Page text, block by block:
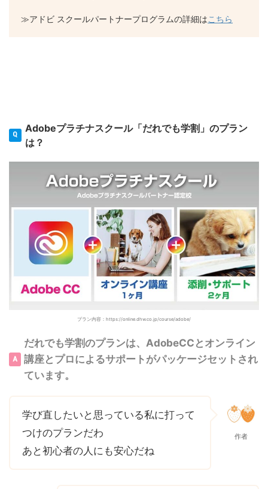
≫アドビ スクールパートナープログラムの詳細はこちら
Adobeプラチナスクール「だれでも学割」のプラン
は？
プラン内容：https://online.dhw.co.jp/course/adobe/
だれでも学割のプランは、AdobeCCとオンライン
講座とプロによるサポートがパッケージセットされ
ています。
学び直したいと思っている私に打って
つけのプランだわ
あと初心者の人にも安心だね
作者